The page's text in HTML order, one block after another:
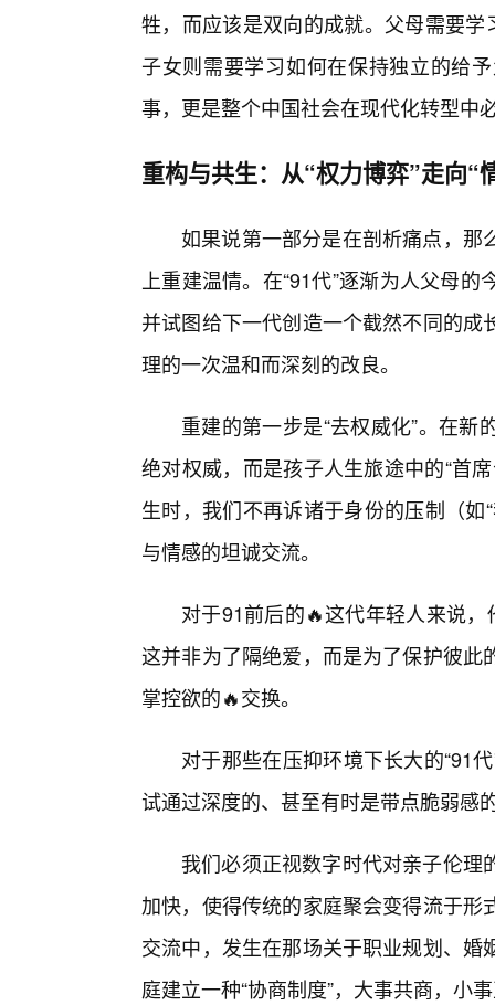
牲，而应该是双向的成就。父母需要
子女则需要学习如何在保持独立的给
事，更是整个中国社会在现代化转型中
重构与共生：从“权力博弈”走向“
如果说第一部分是在剖析痛点，那
上重建温情。在“91代”逐渐为人父母
并试图给下一代创造一个截然不同的
理的一次温和而深刻的改良。
重建的第一步是“去权威化”。在
绝对权威，而是孩子人生旅途中的“首
生时，我们不再诉诸于身份的压制（
与情感的坦诚交流。
对于91前后的🔥这代年轻人来说
这并非为了隔绝爱，而是为了保护彼
掌控欲的🔥交换。
对于那些在压抑环境下长大的“91
试通过深度的、甚至有时是带点脆弱感
我们必须正视数字时代对亲子伦
加快，使得传统的家庭聚会变得流于
交流中，发生在那场关于职业规划、
庭建立一种“协商制度”，大事共商，小